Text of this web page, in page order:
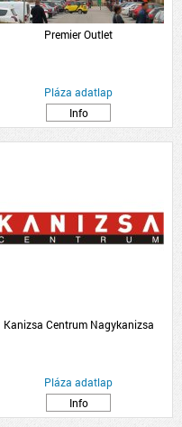
Premier Outlet
Pláza adatlap
Info
Kanizsa Centrum Nagykanizsa
Pláza adatlap
Info